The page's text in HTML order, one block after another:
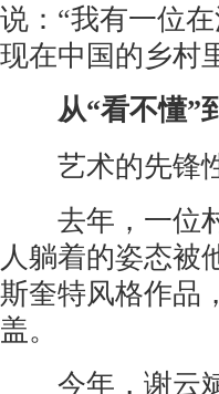
说：“我有一位
现在中国的乡村
从“看不懂”
艺术的先锋性
去年，一位村
人躺着的姿态被
斯奎特风格作品
盖。
今年，谢云斌